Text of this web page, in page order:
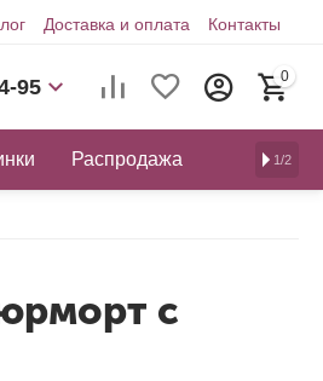
Доставка и оплата Контакты
95 0
Распродажа 1/2
с